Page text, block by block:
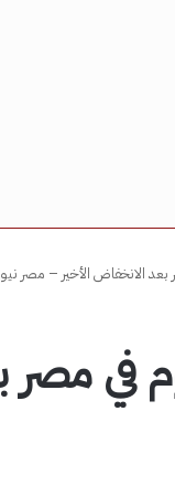
الانخفاض الأخير – مصر
في مصر